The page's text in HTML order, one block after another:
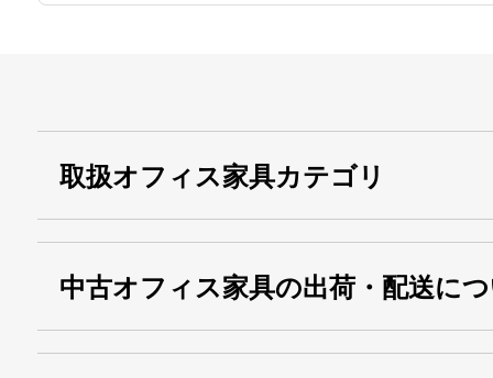
取扱オフィス家具カテゴリ
中古オフィス家具の出荷・配送に